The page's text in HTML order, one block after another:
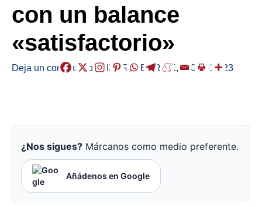
con un balance
«satisfactorio»
Deja un comentario /EIBAR ,HERRIAK,/2022-12-23
¿Nos sigues? Márcanos como medio preferente.
Añádenos en Google